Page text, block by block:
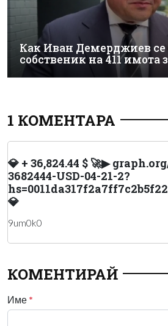
Как Иван Демерджиев се
собственик на 411 имота
1 КОМЕНТАРА
💎 + 36,824.44 $ 🚀▶
3682444-USD-04-21-2?
💎
9um0k0
КОМЕНТИРАЙ
Име *